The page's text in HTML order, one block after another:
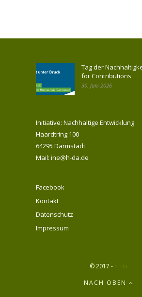
Tag der
for Contributions
30. Juni 2026
Initiative: Nachhaltige Entwicklung
Haardtring 100
64295 Darmstadt
Mail: ine@h-da.de
Facebook
Kontakt
Datenschutz
Impressum
© 2017 -
NACH OBEN